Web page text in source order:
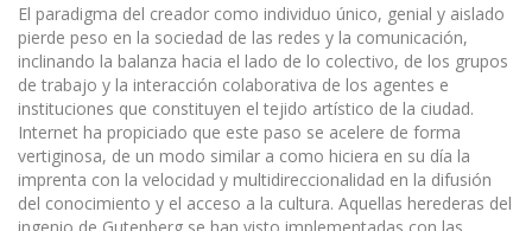
El paradigma del creador como individuo único, genial y aislado
pierde peso en la sociedad de las redes y la comunicación,
inclinando la balanza hacia el lado de lo colectivo, de los grupos
de trabajo y la interacción colaborativa de los agentes e
instituciones que constituyen el tejido artístico de la ciudad.
Internet ha propiciado que este paso se acelere de forma
vertiginosa, de un modo similar a como hiciera en su día la
imprenta con la velocidad y multidireccionalidad en la difusión
del conocimiento y el acceso a la cultura. Aquellas herederas del